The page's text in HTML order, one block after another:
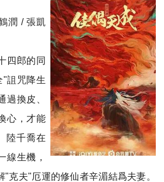
潤 / 張凱
四郎的同
"詛咒降生
過換皮、
心，才能
陸千喬在
線生機，
克夫"厄運的修仙者辛湄結爲夫妻。